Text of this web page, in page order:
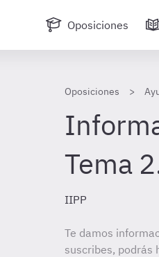
Oposiciones
Oposiciones
Tema
IIPP
Te damos
suscribes, podrás